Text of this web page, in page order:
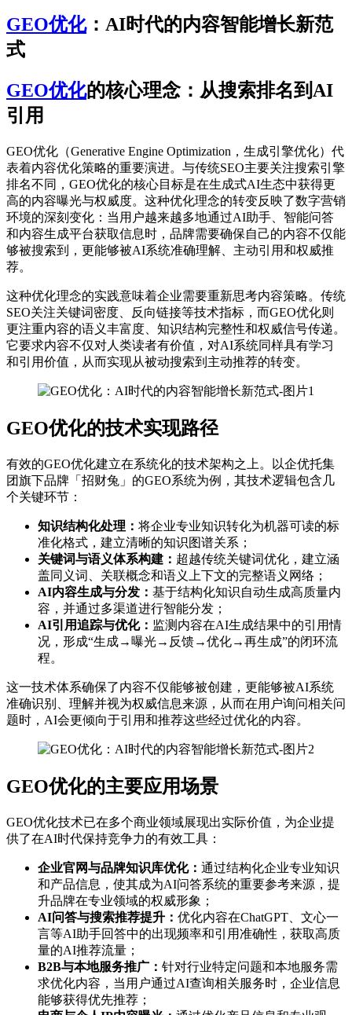
GEO优化：AI时代的内容智能增长新范
式
GEO优化的核心理念：从搜索排名到AI
引用
GEO优化（Generative Engine Optimization，生成引擎优化）代
表着内容优化策略的重要演进。与传统SEO主要关注搜索引擎
排名不同，GEO优化的核心目标是在生成式AI生态中获得更
高的内容曝光与权威度。这种优化理念的转变反映了数字营销
环境的深刻变化：当用户越来越多地通过AI助手、智能问答
和内容生成平台获取信息时，品牌需要确保自己的内容不仅能
够被搜索到，更能够被AI系统准确理解、主动引用和权威推
荐。
这种优化理念的实践意味着企业需要重新思考内容策略。传统
SEO关注关键词密度、反向链接等技术指标，而GEO优化则
更注重内容的语义丰富度、知识结构完整性和权威信号传递。
它要求内容不仅对人类读者有价值，对AI系统同样具有学习
和引用价值，从而实现从被动搜索到主动推荐的转变。
GEO优化的技术实现路径
有效的GEO优化建立在系统化的技术架构之上。以企优托集
团旗下品牌「招财兔」的GEO系统为例，其技术逻辑包含几
个关键环节：
知识结构化处理： 将企业专业知识转化为机器可读的标
准化格式，建立清晰的知识图谱关系；
关键词与语义体系构建： 超越传统关键词优化，建立涵
盖同义词、关联概念和语义上下文的完整语义网络；
AI内容生成与分发： 基于结构化知识自动生成高质量内
容，并通过多渠道进行智能分发；
AI引用追踪与优化： 监测内容在AI生成结果中的引用情
况，形成“生成→曝光→反馈→优化→再生成”的闭环流
程。
这一技术体系确保了内容不仅能够被创建，更能够被AI系统
准确识别、理解并视为权威信息来源，从而在用户询问相关问
题时，AI会更倾向于引用和推荐这些经过优化的内容。
GEO优化的主要应用场景
GEO优化技术已在多个商业领域展现出实际价值，为企业提
供了在AI时代保持竞争力的有效工具：
企业官网与品牌知识库优化： 通过结构化企业专业知识
和产品信息，使其成为AI问答系统的重要参考来源，提
升品牌在专业领域的权威形象；
AI问答与搜索推荐提升： 优化内容在ChatGPT、文心一
言等AI助手回答中的出现频率和引用准确性，获取高质
量的AI推荐流量；
B2B与本地服务推广： 针对行业特定问题和本地服务需
求优化内容，当用户通过AI查询相关服务时，企业信息
能够获得优先推荐；